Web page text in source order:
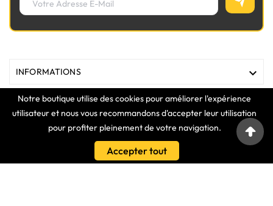
Notre boutique utilise des cookies pour améliorer l'expérience
utilisateur et nous vous recommandons d'accepter leur utilisation
pour profiter pleinement de votre navigation.
Accepter tout
INFORMATIONS 
MAGASIN 

VOTRE COMPTE 